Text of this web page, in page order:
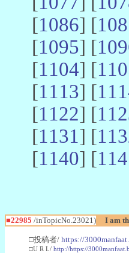
[1086] [
[1095] [
[1104] [
[1113] [
[1122] [
[1131] [
[1140] [
■22985 /inTopicNo.23021) I am
□投稿者/ https://
□U R L/ http://https://